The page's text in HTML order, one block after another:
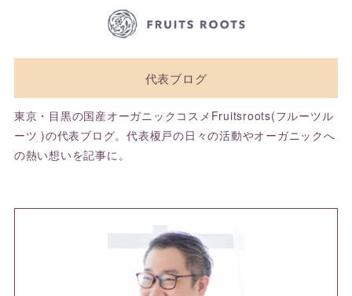
代表ブログ
東京・目黒の国産オーガニックコスメFruitsroots(フルーツル
ーツ )の代表ブログ。代表榎戸の日々の活動やオーガニックへ
の熱い想いを記事に。